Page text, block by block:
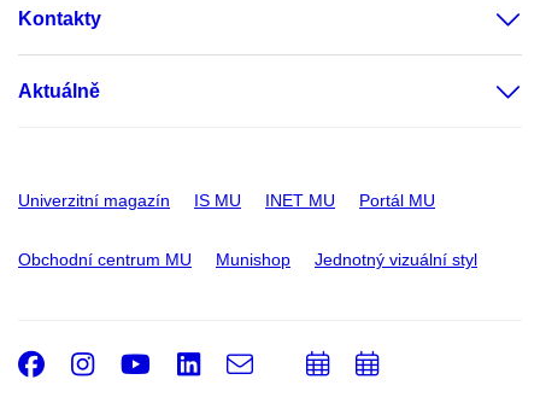
Kontakty
Aktuálně
Univerzitní magazín IS MU INET MU Portál MU
Obchodní centrum MU Munishop Jednotný vizuální styl
Facebook
Instagram
Youtube
LinkedIn
e-
Email
PřidatPřidat